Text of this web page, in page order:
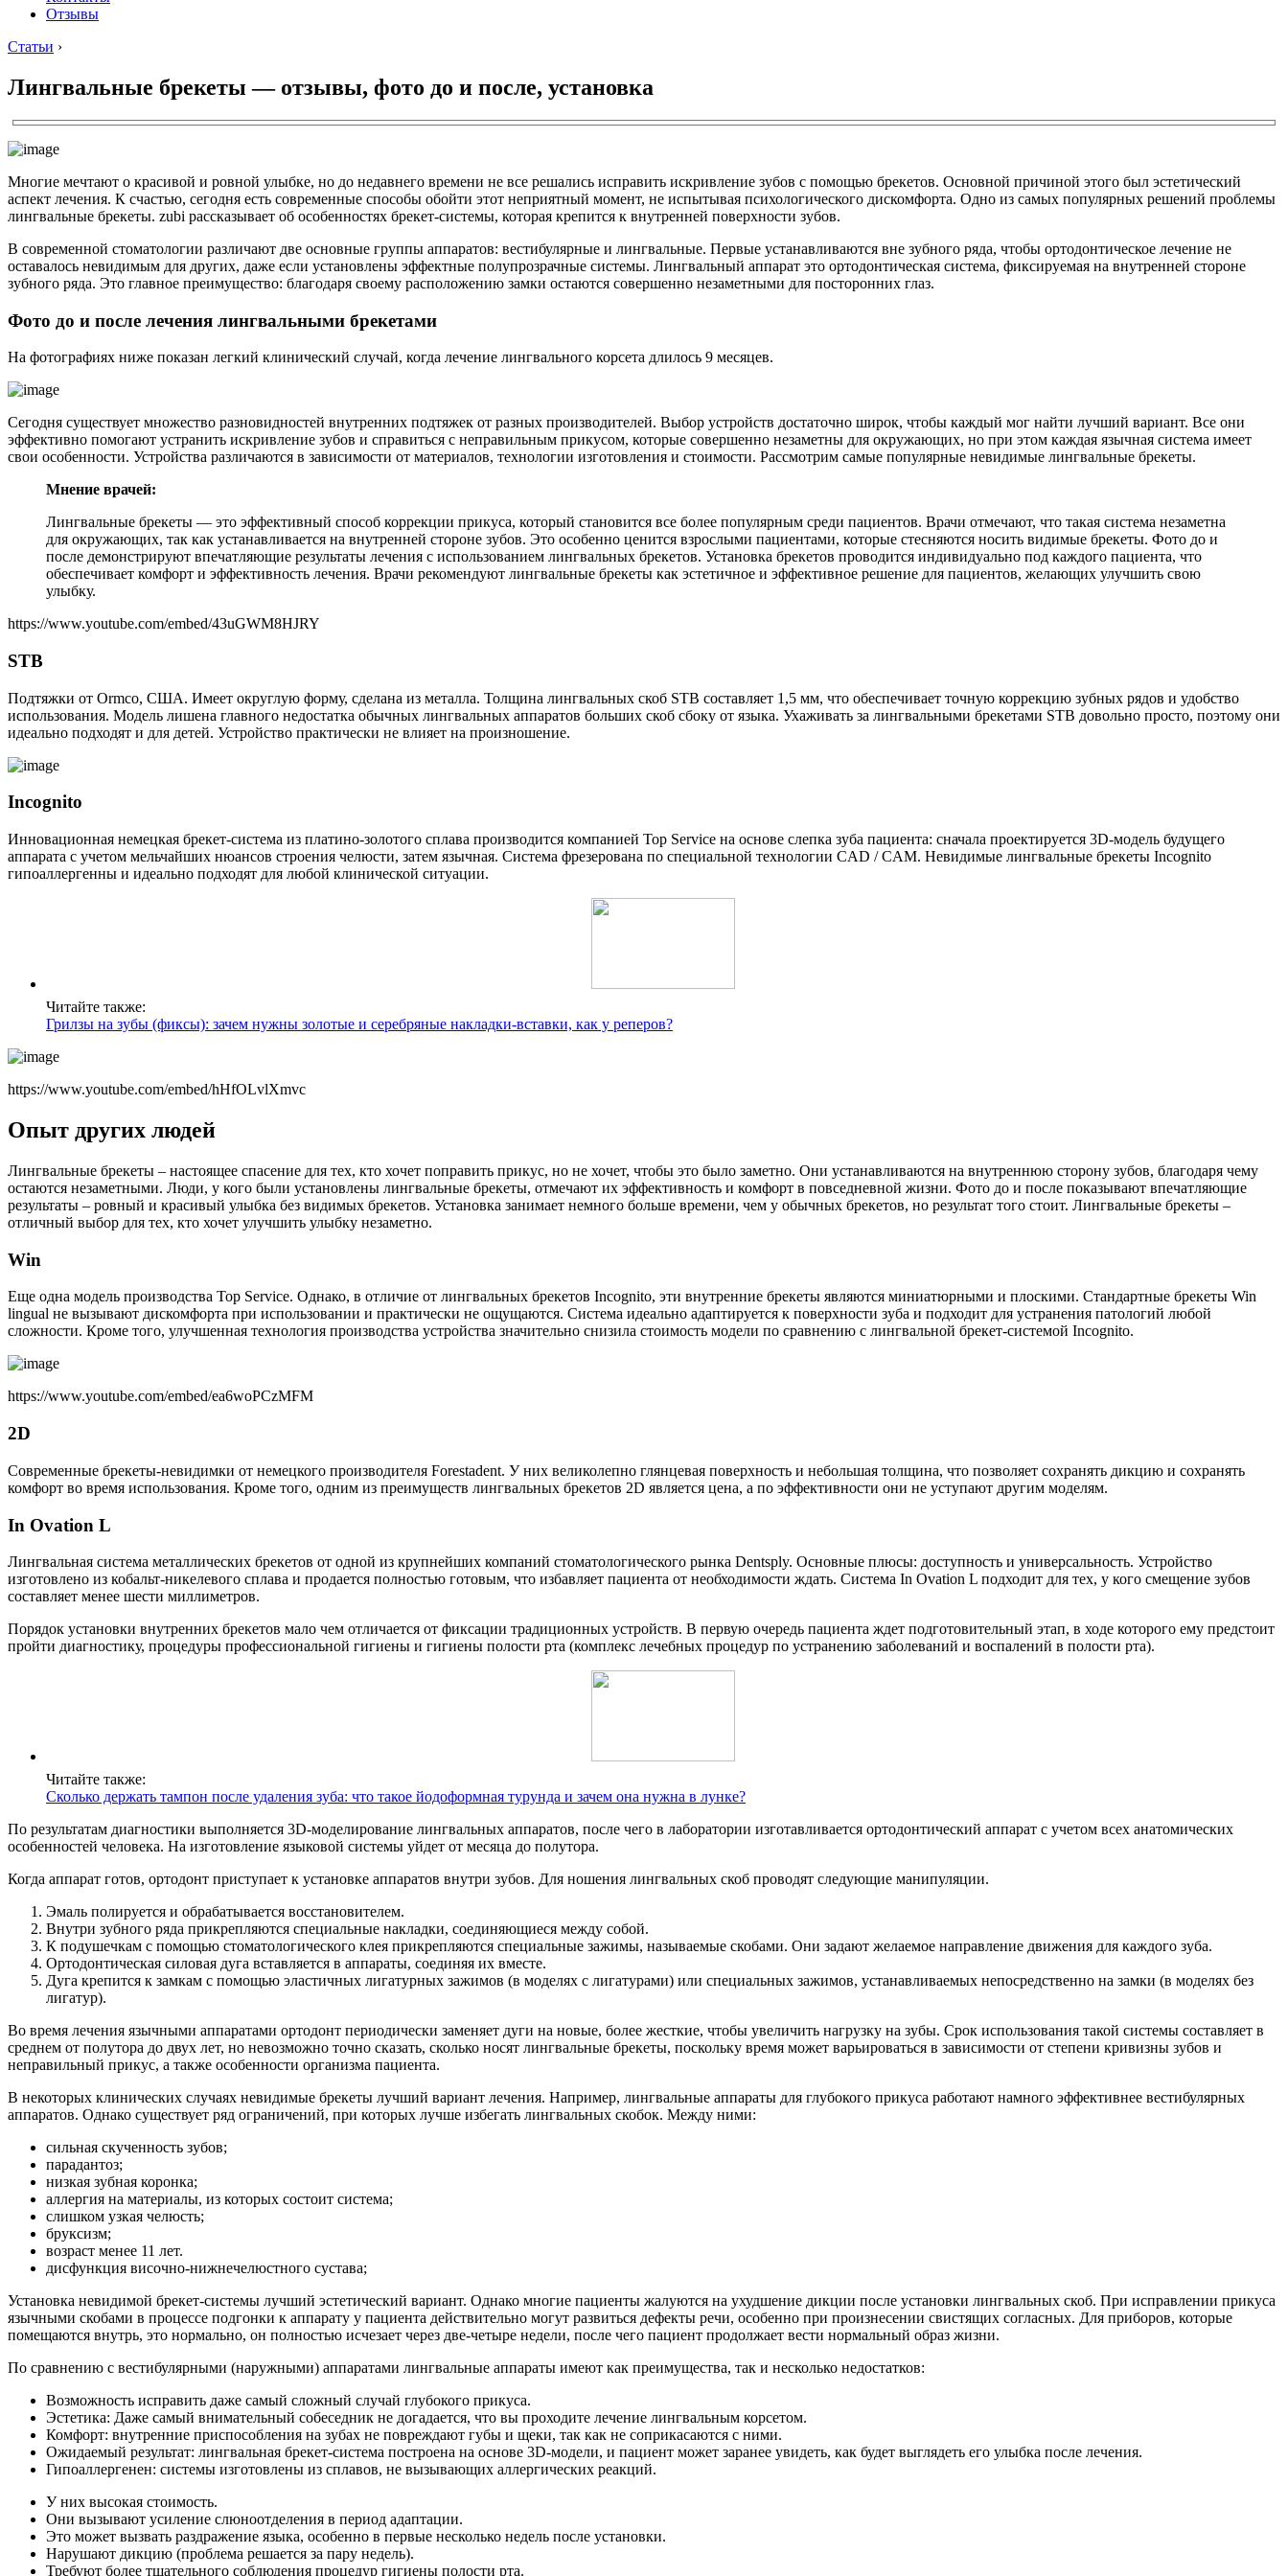
Отзывы
Статьи ›
Лингвальные брекеты — отзывы, фото до и после, установка
Многие мечтают о красивой и ровной улыбке, но до недавнего времени не все решались исправить искривление зубов с помощью брекетов. Основной причиной этого был эстетический
аспект лечения. К счастью, сегодня есть современные способы обойти этот неприятный момент, не испытывая психологического дискомфорта. Одно из самых популярных решений проблемы
лингвальные брекеты. zubi рассказывает об особенностях брекет-системы, которая крепится к внутренней поверхности зубов.
В современной стоматологии различают две основные группы аппаратов: вестибулярные и лингвальные. Первые устанавливаются вне зубного ряда, чтобы ортодонтическое лечение не
оставалось невидимым для других, даже если установлены эффектные полупрозрачные системы. Лингвальный аппарат это ортодонтическая система, фиксируемая на внутренней стороне
зубного ряда. Это главное преимущество: благодаря своему расположению замки остаются совершенно незаметными для посторонних глаз.
Фото до и после лечения лингвальными брекетами
На фотографиях ниже показан легкий клинический случай, когда лечение лингвального корсета длилось 9 месяцев.
Сегодня существует множество разновидностей внутренних подтяжек от разных производителей. Выбор устройств достаточно широк, чтобы каждый мог найти лучший вариант. Все они
эффективно помогают устранить искривление зубов и справиться с неправильным прикусом, которые совершенно незаметны для окружающих, но при этом каждая язычная система имеет
свои особенности. Устройства различаются в зависимости от материалов, технологии изготовления и стоимости. Рассмотрим самые популярные невидимые лингвальные брекеты.
Мнение врачей:
Лингвальные брекеты — это эффективный способ коррекции прикуса, который становится все более популярным среди пациентов. Врачи отмечают, что такая система незаметна
для окружающих, так как устанавливается на внутренней стороне зубов. Это особенно ценится взрослыми пациентами, которые стесняются носить видимые брекеты. Фото до и
после демонстрируют впечатляющие результаты лечения с использованием лингвальных брекетов. Установка брекетов проводится индивидуально под каждого пациента, что
обеспечивает комфорт и эффективность лечения. Врачи рекомендуют лингвальные брекеты как эстетичное и эффективное решение для пациентов, желающих улучшить свою
улыбку.
https://www.youtube.com/embed/43uGWM8HJRY
STB
Подтяжки от Ormco, США. Имеет округлую форму, сделана из металла. Толщина лингвальных скоб STB составляет 1,5 мм, что обеспечивает точную коррекцию зубных рядов и удобство
использования. Модель лишена главного недостатка обычных лингвальных аппаратов больших скоб сбоку от языка. Ухаживать за лингвальными брекетами STB довольно просто, поэтому они
идеально подходят и для детей. Устройство практически не влияет на произношение.
Incognito
Инновационная немецкая брекет-система из платино-золотого сплава производится компанией Top Service на основе слепка зуба пациента: сначала проектируется 3D-модель будущего
аппарата с учетом мельчайших нюансов строения челюсти, затем язычная. Система фрезерована по специальной технологии CAD / CAM. Невидимые лингвальные брекеты Incognito
гипоаллергенны и идеально подходят для любой клинической ситуации.
Читайте также:
Грилзы на зубы (фиксы): зачем нужны золотые и серебряные накладки-вставки, как у реперов?
https://www.youtube.com/embed/hHfOLvlXmvc
Опыт других людей
Лингвальные брекеты – настоящее спасение для тех, кто хочет поправить прикус, но не хочет, чтобы это было заметно. Они устанавливаются на внутреннюю сторону зубов, благодаря чему
остаются незаметными. Люди, у кого были установлены лингвальные брекеты, отмечают их эффективность и комфорт в повседневной жизни. Фото до и после показывают впечатляющие
результаты – ровный и красивый улыбка без видимых брекетов. Установка занимает немного больше времени, чем у обычных брекетов, но результат того стоит. Лингвальные брекеты –
отличный выбор для тех, кто хочет улучшить улыбку незаметно.
Win
Еще одна модель производства Top Service. Однако, в отличие от лингвальных брекетов Incognito, эти внутренние брекеты являются миниатюрными и плоскими. Стандартные брекеты Win
lingual не вызывают дискомфорта при использовании и практически не ощущаются. Система идеально адаптируется к поверхности зуба и подходит для устранения патологий любой
сложности. Кроме того, улучшенная технология производства устройства значительно снизила стоимость модели по сравнению с лингвальной брекет-системой Incognito.
https://www.youtube.com/embed/ea6woPCzMFM
2D
Современные брекеты-невидимки от немецкого производителя Forestadent. У них великолепно глянцевая поверхность и небольшая толщина, что позволяет сохранять дикцию и сохранять
комфорт во время использования. Кроме того, одним из преимуществ лингвальных брекетов 2D является цена, а по эффективности они не уступают другим моделям.
In Ovation L
Лингвальная система металлических брекетов от одной из крупнейших компаний стоматологического рынка Dentsply. Основные плюсы: доступность и универсальность. Устройство
изготовлено из кобальт-никелевого сплава и продается полностью готовым, что избавляет пациента от необходимости ждать. Система In Ovation L подходит для тех, у кого смещение зубов
составляет менее шести миллиметров.
Порядок установки внутренних брекетов мало чем отличается от фиксации традиционных устройств. В первую очередь пациента ждет подготовительный этап, в ходе которого ему предстоит
пройти диагностику, процедуры профессиональной гигиены и гигиены полости рта (комплекс лечебных процедур по устранению заболеваний и воспалений в полости рта).
Читайте также:
Сколько держать тампон после удаления зуба: что такое йодоформная турунда и зачем она нужна в лунке?
По результатам диагностики выполняется 3D-моделирование лингвальных аппаратов, после чего в лаборатории изготавливается ортодонтический аппарат с учетом всех анатомических
особенностей человека. На изготовление языковой системы уйдет от месяца до полутора.
Когда аппарат готов, ортодонт приступает к установке аппаратов внутри зубов. Для ношения лингвальных скоб проводят следующие манипуляции.
Эмаль полируется и обрабатывается восстановителем.
Внутри зубного ряда прикрепляются специальные накладки, соединяющиеся между собой.
К подушечкам с помощью стоматологического клея прикрепляются специальные зажимы, называемые скобами. Они задают желаемое направление движения для каждого зуба.
Ортодонтическая силовая дуга вставляется в аппараты, соединяя их вместе.
Дуга крепится к замкам с помощью эластичных лигатурных зажимов (в моделях с лигатурами) или специальных зажимов, устанавливаемых непосредственно на замки (в моделях без
лигатур).
Во время лечения язычными аппаратами ортодонт периодически заменяет дуги на новые, более жесткие, чтобы увеличить нагрузку на зубы. Срок использования такой системы составляет в
среднем от полутора до двух лет, но невозможно точно сказать, сколько носят лингвальные брекеты, поскольку время может варьироваться в зависимости от степени кривизны зубов и
неправильный прикус, а также особенности организма пациента.
В некоторых клинических случаях невидимые брекеты лучший вариант лечения. Например, лингвальные аппараты для глубокого прикуса работают намного эффективнее вестибулярных
аппаратов. Однако существует ряд ограничений, при которых лучше избегать лингвальных скобок. Между ними:
сильная скученность зубов;
парадантоз;
низкая зубная коронка;
аллергия на материалы, из которых состоит система;
слишком узкая челюсть;
бруксизм;
возраст менее 11 лет.
дисфункция височно-нижнечелюстного сустава;
Установка невидимой брекет-системы лучший эстетический вариант. Однако многие пациенты жалуются на ухудшение дикции после установки лингвальных скоб. При исправлении прикуса
язычными скобами в процессе подгонки к аппарату у пациента действительно могут развиться дефекты речи, особенно при произнесении свистящих согласных. Для приборов, которые
помещаются внутрь, это нормально, он полностью исчезает через две-четыре недели, после чего пациент продолжает вести нормальный образ жизни.
По сравнению с вестибулярными (наружными) аппаратами лингвальные аппараты имеют как преимущества, так и несколько недостатков:
Возможность исправить даже самый сложный случай глубокого прикуса.
Эстетика: Даже самый внимательный собеседник не догадается, что вы проходите лечение лингвальным корсетом.
Комфорт: внутренние приспособления на зубах не повреждают губы и щеки, так как не соприкасаются с ними.
Ожидаемый результат: лингвальная брекет-система построена на основе 3D-модели, и пациент может заранее увидеть, как будет выглядеть его улыбка после лечения.
Гипоаллергенен: системы изготовлены из сплавов, не вызывающих аллергических реакций.
У них высокая стоимость.
Они вызывают усиление слюноотделения в период адаптации.
Это может вызвать раздражение языка, особенно в первые несколько недель после установки.
Нарушают дикцию (проблема решается за пару недель).
Требуют более тщательного соблюдения процедур гигиены полости рта.